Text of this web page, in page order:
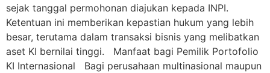
sejak tanggal permohonan diajukan kepada INPI.
Ketentuan ini memberikan kepastian hukum yang lebih
besar, terutama dalam transaksi bisnis yang melibatkan
aset KI bernilai tinggi. Manfaat bagi Pemilik Portofolio
KI Internasional Bagi perusahaan multinasional maupun